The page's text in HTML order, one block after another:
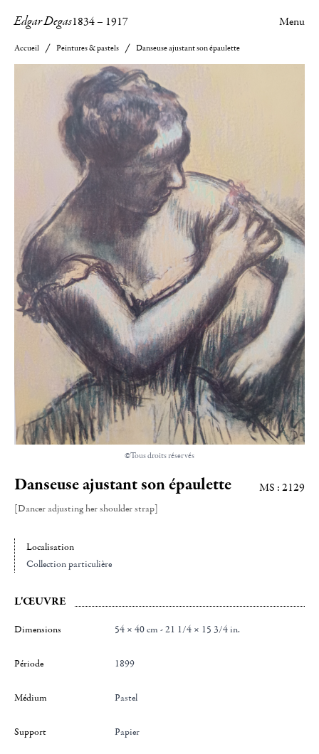
Edgar Degas1834– 1917 Menu
Accueil Peintures & pastels Danseuse ajustant son épaulette
©Tous droits réservés
Danseuse ajustant son épaulette
[Dancer adjusting her shoulder strap]
MS : 2129
Localisation
Collection particulière
L'ŒUVRE
Dimensions 54 × 40 cm - 21 1/4 × 15 3/4 in.
Période 1899
Médium Pastel
Support Papier